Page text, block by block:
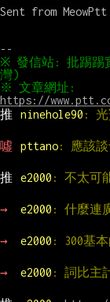
Sent from
※ 發信站: 批踢
https://www.ptt.cc/
推
ninehole90 : 光
噓 pttano: 應該談
推 e2000 : 不太可
→ e2000 : 什麼連
→ e2000 : 300基
→ e2000 : 詞比主